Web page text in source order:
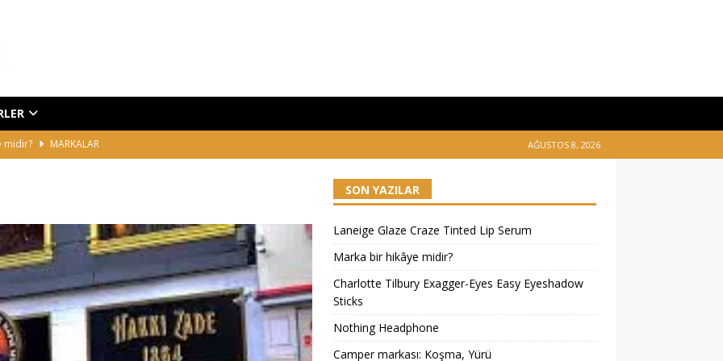
midir?
MARKALAR
Yürü
MARKALAR
Tinted Lip Serum HABERLER
AĞUSTOS 8, 2026
SON YAZILAR
Laneige Glaze Craze Tinted Lip Serum
Marka bir hikâye midir?
Charlotte Tilbury Exagger-Eyes Easy Eyeshadow
Sticks
Nothing Headphone
Camper markası: Koşma, Yürü